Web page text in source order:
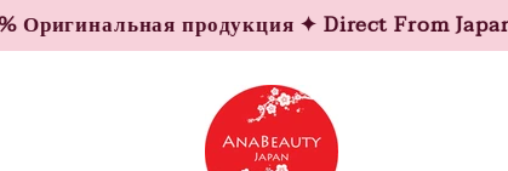
продукция ✦ Direct From Japan ✦